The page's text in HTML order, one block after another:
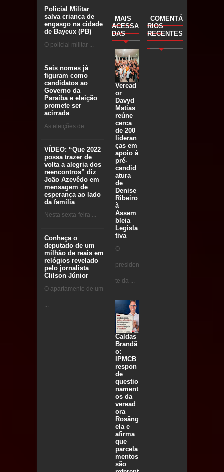
Policial Militar
salva criança de
engasgo na cidade
de Bayeux (PB)
O policial militar ...
Seis nomes já
figuram como
candidatos ao
Governo da
Paraíba e eleição
promete ser
acirrada
As eleições de ...
VÍDEO: “Que 2022
possa trazer de
volta a alegria dos
reencontros” diz
João Azevêdo em
mensagem de
esperança ao lado
da família
Nesta sexta-feira ...
Conheça o
deputado de um
milhão de reais em
relógios revelado
pelo jornalista
Clilson Júnior
O apartamento de um
...
MAIS
ACESSA
DAS
Veread
or
Davyd
Matias
reúne
cerca
de 200
lideran
ças em
apoio à
pré-
candid
atura
de
Denise
Ribeiro
à
Assem
bleia
Legisla
tiva
O
presiden
te da ...
Caldas
Brandã
o:
IPMCB
respon
de
questio
nament
os da
veread
ora
Rosâng
ela e
afirma
que
parcela
mentos
são
COMENTÁ
RIOS
RECENTES